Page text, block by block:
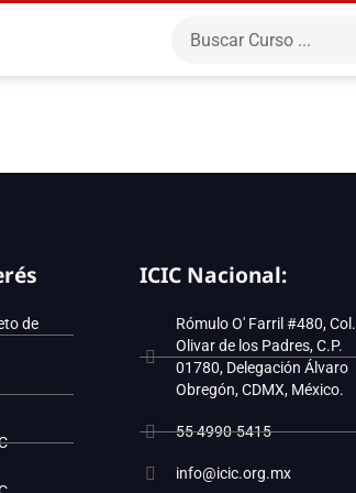
de
ICIC Nacional:
Rómulo O' Farril #480, Col.
Olivar de los Padres, C.P.
01780, Delegación Álvaro
Obregón, CDMX, México.
55 4990-5415
info@icic.org.mx